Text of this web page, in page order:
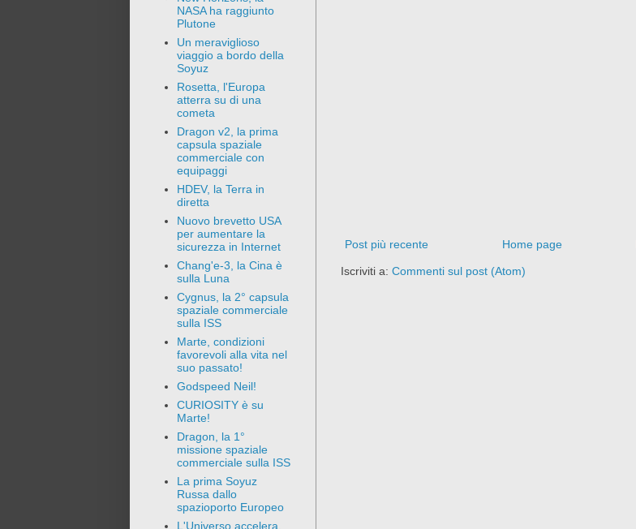
Post più recente Home page
Iscriviti a: Commenti sul post (Atom)
NASA ha raggiunto
Plutone
Un meraviglioso
viaggio a bordo della
Soyuz
Rosetta, l'Europa
atterra su di una
cometa
Dragon v2, la prima
capsula spaziale
commerciale con
equipaggi
HDEV, la Terra in
diretta
Nuovo brevetto USA
per aumentare la
sicurezza in Internet
Chang'e-3, la Cina è
sulla Luna
Cygnus, la 2° capsula
spaziale commerciale
sulla ISS
Marte, condizioni
favorevoli alla vita nel
suo passato!
Godspeed Neil!
CURIOSITY è su
Marte!
Dragon, la 1°
missione spaziale
commerciale sulla ISS
La prima Soyuz
Russa dallo
spazioporto Europeo
L'Universo accelera,